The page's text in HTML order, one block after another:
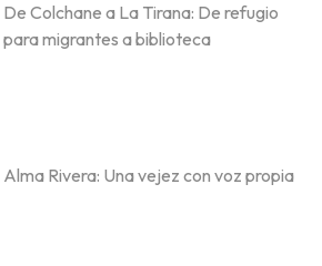
De Colchane a La Tirana: De refugio
para migrantes a biblioteca
Alma Rivera: Una vejez con voz propia